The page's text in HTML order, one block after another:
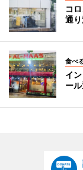
コ
通
食べ
イ
ー